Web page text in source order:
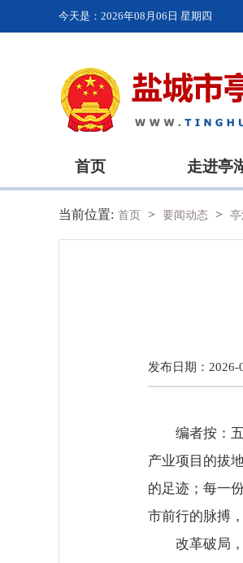
今天是： 2026年08月06日 星期四
首页 走进亭
当前位置: 首页 > 要闻动态 >
发布日期：2026-
编者按：
产业项目的拔
的足迹；每一
市前行的脉搏
改革破局